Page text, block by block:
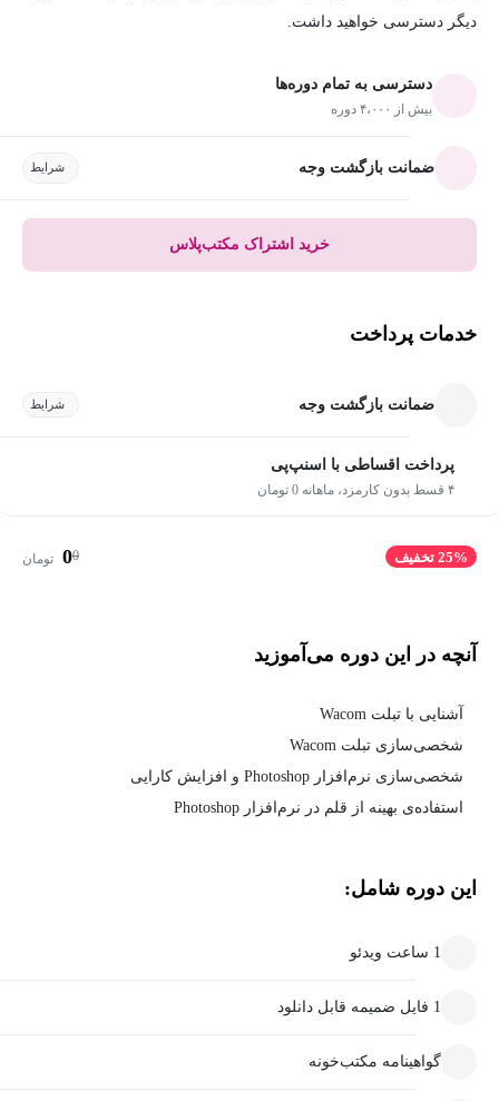
دیگر دسترسی خواهید داشت.
دسترسی به تمام دوره‌ها
بیش از ۴،۰۰۰ دوره
ضمانت بازگشت وجه شرایط
خرید اشتراک مکتب‌پلاس
خدمات پرداخت
ضمانت بازگشت وجه شرایط
پرداخت اقساطی با اسنپ‌پی
۴ قسط بدون کارمزد، ماهانه 0 تومان
25% تخفیف 0
0 تومان
آنچه در این دوره می‌آموزید
آشنایی با تبلت Wacom
شخصی‌سازی تبلت Wacom
شخصی‌سازی نرم‌افزار Photoshop و افزایش کارایی
استفاده‌ی بهینه از قلم در نرم‌افزار Photoshop
این دوره شامل:
1 ساعت ویدئو
1 فایل ضمیمه قابل دانلود
گواهینامه مکتب‌خونه